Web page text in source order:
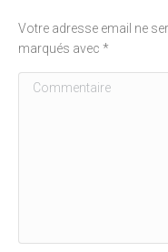
Votre adresse email ne
marqués avec *
Commentaire